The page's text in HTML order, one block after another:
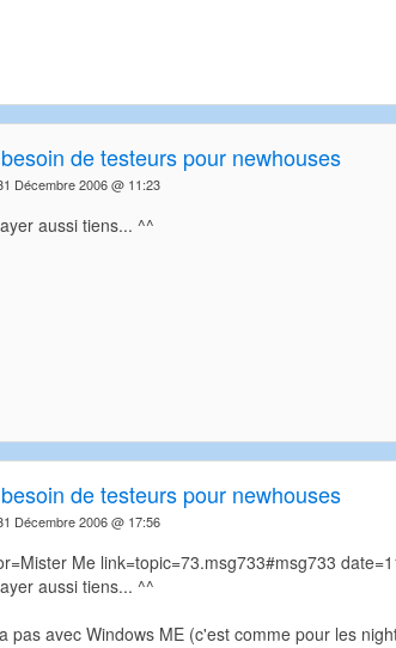
de testeurs pour newhouses
Décembre 2006 @ 11:23
aussi tiens... ^^
de testeurs pour newhouses
Décembre 2006 @ 17:56
Me link=topic=73.msg733#msg733
aussi tiens... ^^
pas avec Windows ME (c'est comme pour les